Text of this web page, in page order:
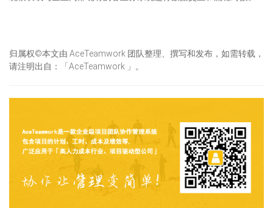
归属权©本文由 AceTeamwork 团队整理、撰写和发布，如需转载，
请注明出自：「AceTeamwork 」。